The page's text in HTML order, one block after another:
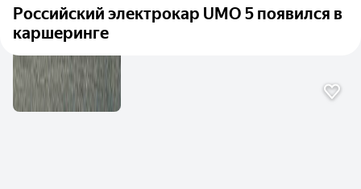
Российский электрокар UMO 5 появился в
каршеринге